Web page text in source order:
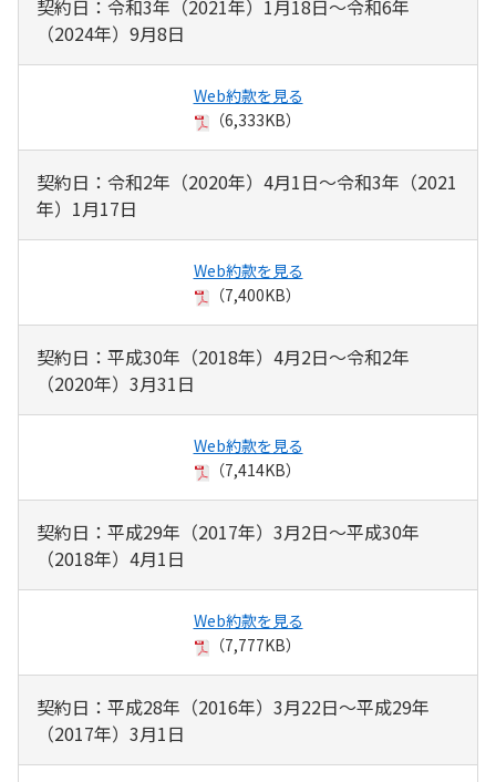
契約日：令和3年（2021年）1月18日～令和6年
（2024年）9月8日
Web約款を見る
（6,333KB）
契約日：令和2年（2020年）4月1日～令和3年（2021
年）1月17日
Web約款を見る
（7,400KB）
契約日：平成30年（2018年）4月2日～令和2年
（2020年）3月31日
Web約款を見る
（7,414KB）
契約日：平成29年（2017年）3月2日～平成30年
（2018年）4月1日
Web約款を見る
（7,777KB）
契約日：平成28年（2016年）3月22日～平成29年
（2017年）3月1日